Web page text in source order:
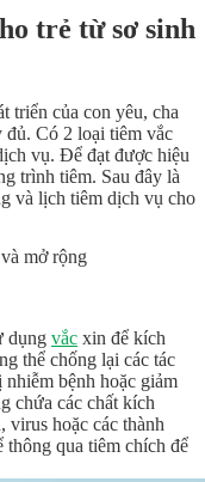
trẻ từ sơ sinh
triển của con yêu, cha
đủ. Có 2 loại tiêm vắc
vụ. Để đạt được hiệu
trình tiêm. Sau đây là
và lịch tiêm dịch vụ cho
mở rộng
dụng vắc xin để kích
thể chống lại các tác
bệnh hoặc giảm
chứa các chất kích
virus hoặc các thành
thông qua tiêm chích để